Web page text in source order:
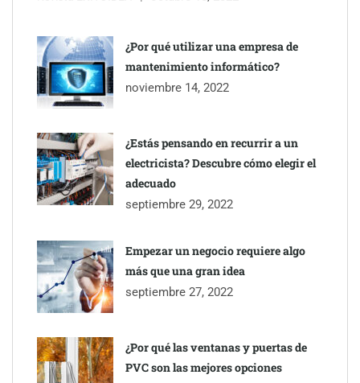
Eagle Waterproofing recomienda revisar la
impermeabilización de las viviendas antes de las vacaciones
¿Por qué utilizar una empresa de
mantenimiento informático?
noviembre 14, 2022
¿Estás pensando en recurrir a un
electricista? Descubre cómo elegir el
adecuado
septiembre 29, 2022
Empezar un negocio requiere algo
más que una gran idea
septiembre 27, 2022
¿Por qué las ventanas y puertas de
PVC son las mejores opciones